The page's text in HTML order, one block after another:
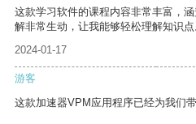
这款学习软件的课程内容非常丰富，
解非常生动，让我能够轻松理解知识点
2024-01-17
游客
这款加速器VPM应用程序已经为我们